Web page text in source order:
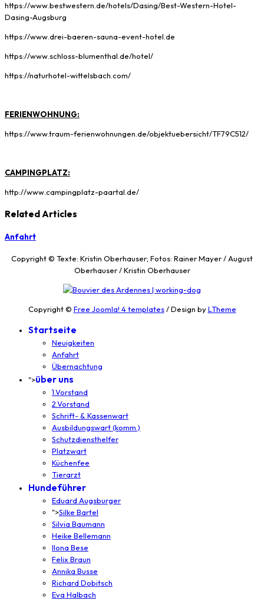
https://www.bestwestern.de/hotels/Dasing/Best-Western-Hotel-
Dasing-Augsburg
https://www.drei-baeren-sauna-event-hotel.de
https://www.schloss-blumenthal.de/hotel/
https://naturhotel-wittelsbach.com/
FERIENWOHNUNG:
https://www.traum-ferienwohnungen.de/objektuebersicht/TF79C512/
CAMPINGPLATZ:
http://www.campingplatz-paartal.de/
Related Articles
Anfahrt
Copyright © Texte: Kristin Oberhauser; Fotos: Rainer Mayer / August
Oberhauser / Kristin Oberhauser
Copyright © Free Joomla! 4 templates/ Design byLTheme
Startseite
Neuigkeiten
Anfahrt
Übernachtung
">über uns
1.Vorstand
2.Vorstand
Schrift- & Kassenwart
Ausbildungswart (komm.)
Schutzdiensthelfer
Platzwart
Küchenfee
Tierarzt
Hundeführer
Eduard Augsburger
">Silke Bartel
Silvia Baumann
Heike Bellemann
Ilona Bese
Felix Braun
Annika Busse
Richard Dobitsch
Eva Halbach